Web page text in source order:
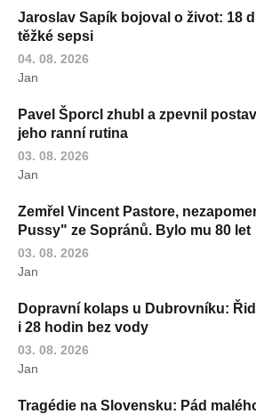
Jaroslav Sapík bojoval o život: 18
těžké sepsi
04. 08. 2026
Jan
Pavel Šporcl zhubl a zpevnil
jeho ranní rutina
03. 08. 2026
Jan
Zemřel Vincent Pastore,
Pussy" ze Sopránů. Bylo mu 80 let
03. 08. 2026
Jan
Dopravní kolaps u Dubrovníku:
i 28 hodin bez vody
03. 08. 2026
Jan
Tragédie na Slovensku: Pád